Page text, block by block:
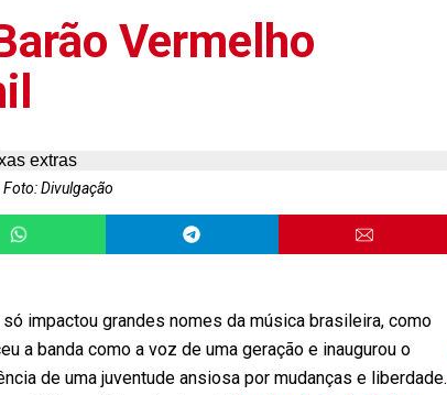
Vermelho
Foto: Divulgação
só impactou grandes nomes da música brasileira, como
a banda como a voz de uma geração e inaugurou o
de uma juventude ansiosa por mudanças e liberdade.